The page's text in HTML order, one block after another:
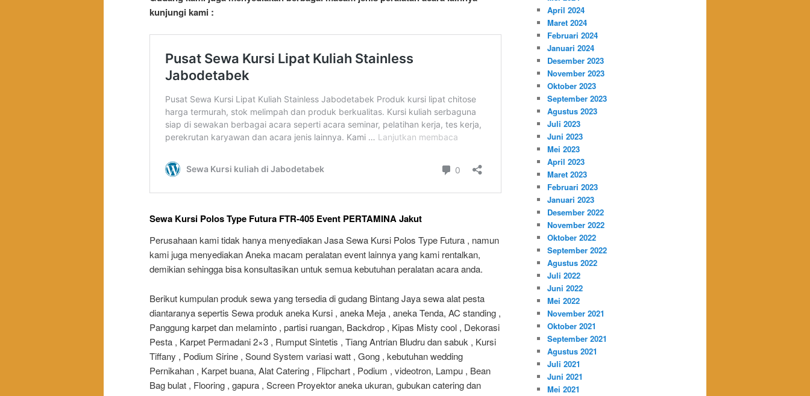
kunjungi kami :
Sewa Kursi Polos Type Futura FTR-405 Event PERTAMINA Jakut
Perusahaan kami tidak hanya menyediakan Jasa Sewa Kursi Polos Type Futura , namun
kami juga menyediakan Aneka macam peralatan event lainnya yang kami rentalkan,
demikian sehingga bisa konsultasikan untuk semua kebutuhan peralatan acara anda.
Berikut kumpulan produk sewa yang tersedia di gudang Bintang Jaya sewa alat pesta
diantaranya sepertis Sewa produk aneka Kursi , aneka Meja , aneka Tenda, AC standing ,
Panggung karpet dan melaminto , partisi ruangan, Backdrop , Kipas Misty cool , Dekorasi
Pesta , Karpet Permadani 2×3 , Rumput Sintetis , Tiang Antrian Bludru dan sabuk , Kursi
Tiffany , Podium Sirine , Sound System variasi watt , Gong , kebutuhan wedding
Pernikahan , Karpet buana, Alat Catering , Flipchart , Podium , videotron, Lampu , Bean
Bag bulat , Flooring , gapura , Screen Proyektor aneka ukuran, gubukan catering dan
April 2024
Maret 2024
Februari 2024
Januari 2024
Desember 2023
November 2023
Oktober 2023
September 2023
Agustus 2023
Juli 2023
Juni 2023
Mei 2023
April 2023
Maret 2023
Februari 2023
Januari 2023
Desember 2022
November 2022
Oktober 2022
September 2022
Agustus 2022
Juli 2022
Juni 2022
Mei 2022
November 2021
Oktober 2021
September 2021
Agustus 2021
Juli 2021
Juni 2021
Mei 2021